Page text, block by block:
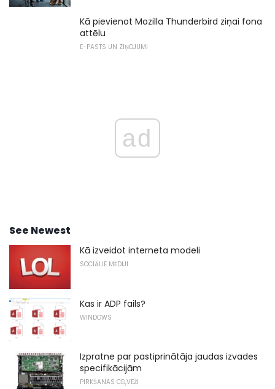
Kā pievienot Mozilla Thunderbird ziņai fona
attēlu
E-PASTS UN ZIŅOJUMI
ad
See Newest
Kā izveidot interneta modeli
SOCIĀLIE MĒDIJI
Kas ir ADP fails?
WINDOWS
Izpratne par pastiprinātāja jaudas izvades
specifikācijām
PIRKŠANAS CEĻVEŽI